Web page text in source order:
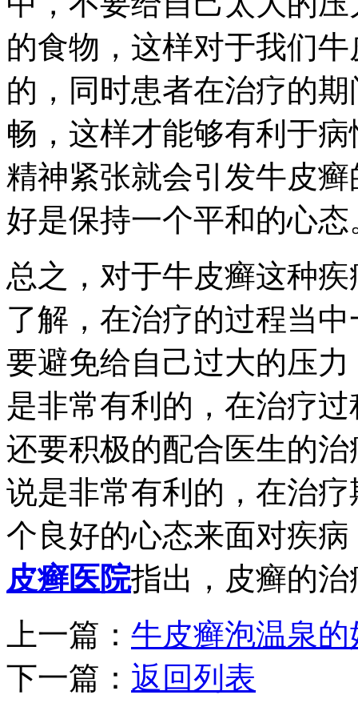
的食物，这样对于我们
的，同时患者在治疗的
畅，这样才能够有利于
精神紧张就会引发牛皮
好是保持一个平和的心态
总之，对于牛皮癣这种
了解，在治疗的过程当
要避免给自己过大的压
是非常有利的，在治疗
还要积极的配合医生的
说是非常有利的，在治
个良好的心态来面对疾
皮癣医院指出，皮癣的治
上一篇： 牛皮癣泡温泉的
下一篇： 返回列表